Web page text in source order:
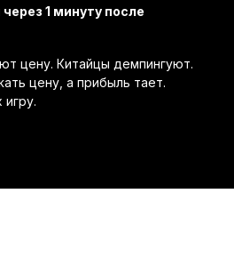
цену. Китайцы демпингуют.
цену, а прибыль тает.
игру.
1 минуту после